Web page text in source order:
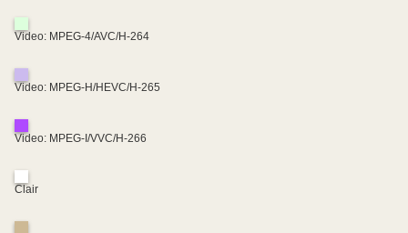
Video: MPEG-4/AVC/H-264
Video: MPEG-H/HEVC/H-265
Video: MPEG-I/VVC/H-266
Clair